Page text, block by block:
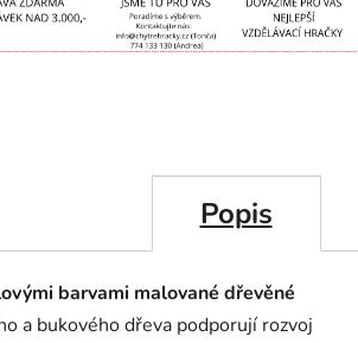
Popis
barvami malované dřevěné
a bukového dřeva podporují rozvoj